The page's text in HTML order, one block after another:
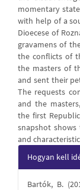
momentary
with help of a
Dioecese of
gravamens of
the conflicts of
the masters of
and sent their
The requests
and the
the first
snapshot
and
Article
Details
Hogyan kell
Bartók, B.